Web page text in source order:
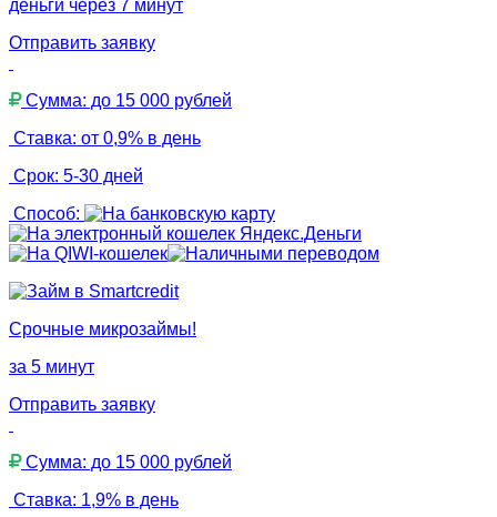
деньги через 7 минут
Отправить заявку
Сумма: до 15 000 рублей
Ставка: от 0,9% в день
Срок: 5-30 дней
Способ:
Срочные микрозаймы!
за 5 минут
Отправить заявку
Сумма: до 15 000 рублей
Ставка: 1,9% в день